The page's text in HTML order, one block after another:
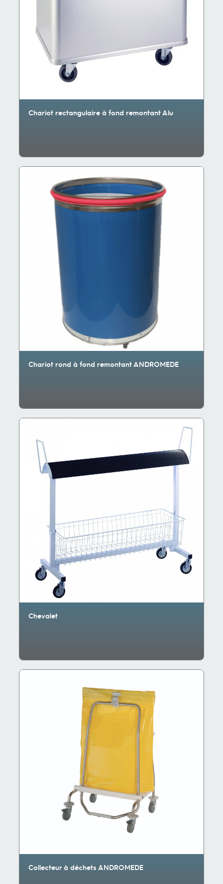
Chariot rectangulaire à fond remontant Alu
Chariot rond à fond remontant ANDROMEDE
Chevalet
Collecteur à déchets ANDROMEDE